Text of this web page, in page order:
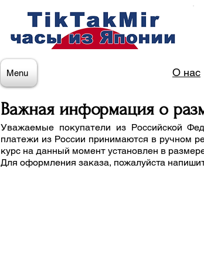
Menu О нас
Важная информация о
Уважаемые покупатели из Российской
платежи из России принимаются в ручном
курс на данный момент установлен в
Для оформления заказа, пожалуйста